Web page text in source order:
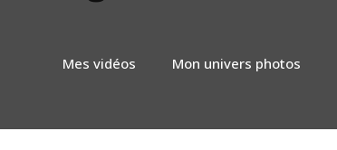
Mes vidéos Mon univers photos